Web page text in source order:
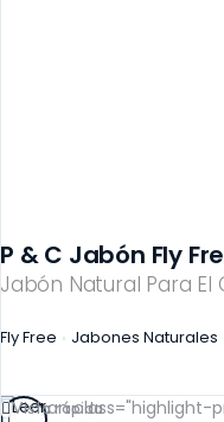
Jabón Natural Para El
P & C Jabón Fly
Fly Free Jabones Naturales
Vista rápida
Leer